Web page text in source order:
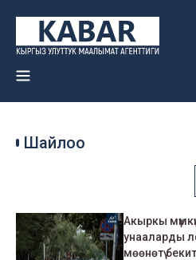
Шайлоо
Акыркы
унааларды
мөөнөтү